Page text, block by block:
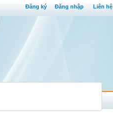
Đăng ký Đăng nhập Liên hệ